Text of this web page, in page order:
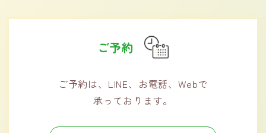
ご予約
ご予約は、LINE、お電話、Webで
承っております。